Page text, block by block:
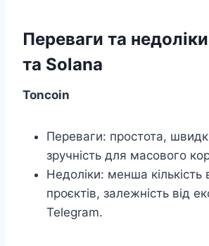
Переваги та
та Solana
Toncoin
Переваги: простота,
зручність для масового
Недоліки: менша кількість
проєктів, залежність від
Telegram.